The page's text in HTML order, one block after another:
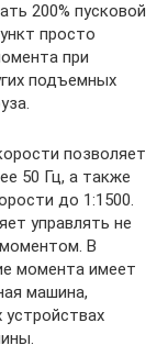
200% пусковой
просто
при
подъемных
позволяет
50 Гц, а также
до 1:1500.
управлять не
В
момента имеет
машина,
устройствах